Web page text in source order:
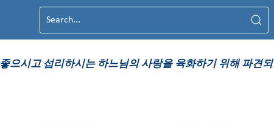
좋으시고 섭리하시는 하느님의 사랑을 육화하기 위해 파견